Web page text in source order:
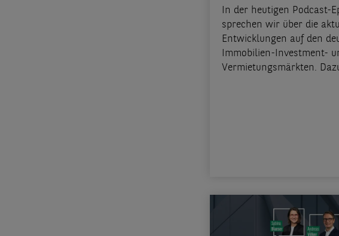
In der heutigen Podcast-
sprechen wir über die
Entwicklungen auf den
Immobilien-Investment-
Vermietungsmärkten.